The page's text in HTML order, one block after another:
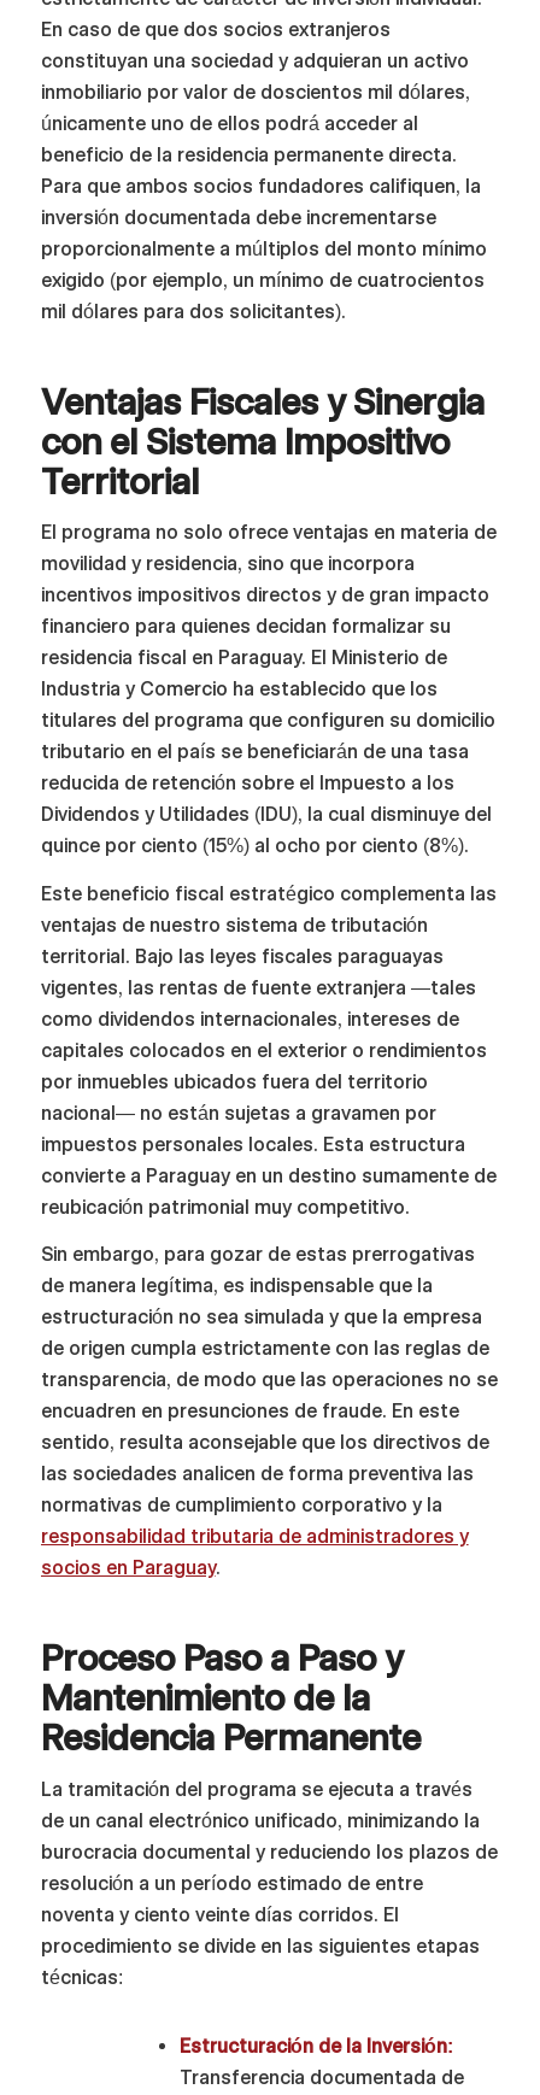
En caso de que dos socios extranjeros
constituyan una sociedad y adquieran un activo
inmobiliario por valor de doscientos mil dólares,
únicamente uno de ellos podrá acceder al
beneficio de la residencia permanente directa.
Para que ambos socios fundadores califiquen, la
inversión documentada debe incrementarse
proporcionalmente a múltiplos del monto mínimo
exigido (por ejemplo, un mínimo de cuatrocientos
mil dólares para dos solicitantes).
Ventajas Fiscales y Sinergia
con el Sistema Impositivo
Territorial
El programa no solo ofrece ventajas en materia de
movilidad y residencia, sino que incorpora
incentivos impositivos directos y de gran impacto
financiero para quienes decidan formalizar su
residencia fiscal en Paraguay. El Ministerio de
Industria y Comercio ha establecido que los
titulares del programa que configuren su domicilio
tributario en el país se beneficiarán de una tasa
reducida de retención sobre el Impuesto a los
Dividendos y Utilidades (IDU), la cual disminuye del
quince por ciento (15%) al ocho por ciento (8%).
Este beneficio fiscal estratégico complementa las
ventajas de nuestro sistema de tributación
territorial. Bajo las leyes fiscales paraguayas
vigentes, las rentas de fuente extranjera —tales
como dividendos internacionales, intereses de
capitales colocados en el exterior o rendimientos
por inmuebles ubicados fuera del territorio
nacional— no están sujetas a gravamen por
impuestos personales locales. Esta estructura
convierte a Paraguay en un destino sumamente de
reubicación patrimonial muy competitivo.
Sin embargo, para gozar de estas prerrogativas
de manera legítima, es indispensable que la
estructuración no sea simulada y que la empresa
de origen cumpla estrictamente con las reglas de
transparencia, de modo que las operaciones no se
encuadren en presunciones de fraude. En este
sentido, resulta aconsejable que los directivos de
las sociedades analicen de forma preventiva las
normativas de cumplimiento corporativo y la
responsabilidad tributaria de administradores y
socios en Paraguay.
Proceso Paso a Paso y
Mantenimiento de la
Residencia Permanente
La tramitación del programa se ejecuta a través
de un canal electrónico unificado, minimizando la
burocracia documental y reduciendo los plazos de
resolución a un período estimado de entre
noventa y ciento veinte días corridos. El
procedimiento se divide en las siguientes etapas
técnicas:
Estructuración de la Inversión:
Transferencia documentada de